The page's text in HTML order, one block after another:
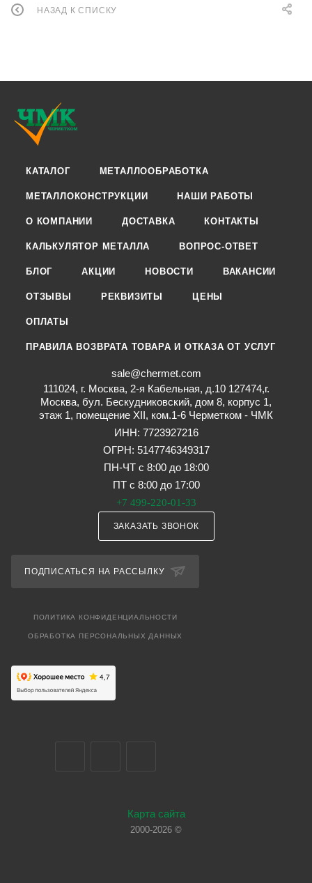
НАЗАД К СПИСКУ
КАТАЛОГ МЕТАЛЛООБРАБОТКА
МЕТАЛЛОКОНСТРУКЦИИ НАШИ РАБОТЫ
О КОМПАНИИ ДОСТАВКА КОНТАКТЫ
КАЛЬКУЛЯТОР МЕТАЛЛА ВОПРОС-ОТВЕТ
БЛОГ АКЦИИ НОВОСТИ ВАКАНСИИ
ОТЗЫВЫ РЕКВИЗИТЫ ЦЕНЫ
ОПЛАТЫ
ПРАВИЛА ВОЗВРАТА ТОВАРА И ОТКАЗА ОТ УСЛУГ
sale@chermet.com
111024, г. Москва, 2-я Кабельная, д.10 127474,г.
Москва, бул. Бескудниковский, дом 8, корпус 1,
этаж 1, помещение XII, ком.1-6 Черметком - ЧМК
ИНН: 7723927216
ОГРН: 5147746349317
ПН-ЧТ с 8:00 до 18:00
ПТ с 8:00 до 17:00
+7 499-220-01-33
ЗАКАЗАТЬ ЗВОНОК
ПОДПИСАТЬСЯ НА РАССЫЛКУ
ПОЛИТИКА КОНФИДЕНЦИАЛЬНОСТИ
ОБРАБОТКА ПЕРСОНАЛЬНЫХ ДАННЫХ
Карта сайта
2000-2026 ©